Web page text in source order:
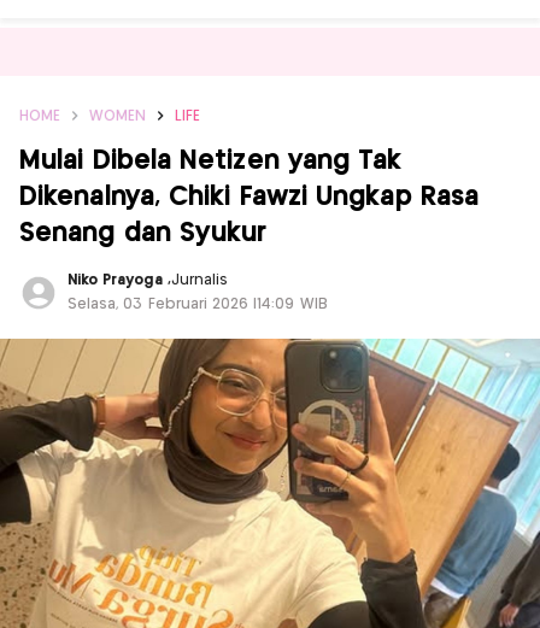
HOME WOMEN LIFE
Mulai Dibela Netizen yang Tak
Dikenalnya, Chiki Fawzi Ungkap Rasa
Senang dan Syukur
Niko Prayoga ,Jurnalis
Selasa, 03 Februari 2026 |14:09 WIB